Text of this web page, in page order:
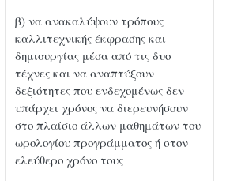
β) να ανακαλύψουν τρόπους
καλλιτεχνικής έκφρασης και
δημιουργίας μέσα από τις δυο
τέχνες και να αναπτύξουν
δεξιότητες που ενδεχομένως δεν
υπάρχει χρόνος να διερευνήσουν
στο πλαίσιο άλλων μαθημάτων του
ωρολογίου προγράμματος ή στον
ελεύθερο χρόνο τους